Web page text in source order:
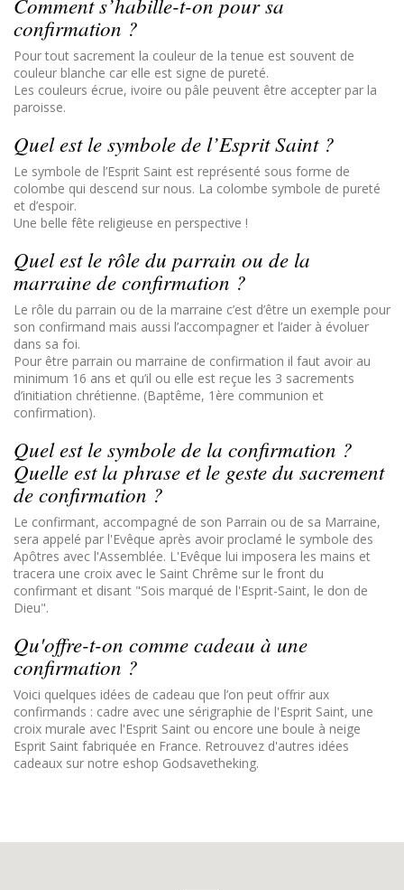
confirmation ?
Pour tout sacrement la couleur de la tenue est souvent de
couleur blanche car elle est signe de pureté.
Les couleurs écrue, ivoire ou pâle peuvent être accepter par la
paroisse.
Quel est le symbole de l’Esprit Saint ?
Le symbole de l’Esprit Saint est représenté sous forme de
colombe qui descend sur nous. La colombe symbole de pureté
et d’espoir.
Une belle fête religieuse en perspective !
Quel est le rôle du parrain ou de la
marraine de confirmation ?
Le rôle du parrain ou de la marraine c’est d’être un exemple pour
son confirmand mais aussi l’accompagner et l’aider à évoluer
dans sa foi.
Pour être parrain ou marraine de confirmation il faut avoir au
minimum 16 ans et qu’il ou elle est reçue les 3 sacrements
d’initiation chrétienne. (Baptême, 1ère communion et
confirmation).
Quel est le symbole de la confirmation ?
Quelle est la phrase et le geste du sacrement
de confirmation ?
Le confirmant, accompagné de son Parrain ou de sa Marraine,
sera appelé par l'Evêque après avoir proclamé le symbole des
Apôtres avec l'Assemblée. L'Evêque lui imposera les mains et
tracera une croix avec le Saint Chrême sur le front du
confirmant et disant "Sois marqué de l'Esprit-Saint, le don de
Dieu".
Qu'offre-t-on comme cadeau à une
confirmation ?
Voici quelques idées de cadeau que l’on peut offrir aux
confirmands : cadre avec une sérigraphie de l'Esprit Saint, une
croix murale avec l'Esprit Saint ou encore une boule à neige
Esprit Saint fabriquée en France. Retrouvez d'autres idées
cadeaux sur notre eshop Godsavetheking.